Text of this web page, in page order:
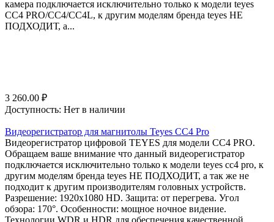
камера подключается исключительно только к модели teyes
CC4 PRO/СС4/CC4L, к другим моделям бренда teyes НЕ
ПОДХОДИТ, а...
3 260.00 ₽
Доступность: Нет в наличии
Видеорегистратор для магнитолы Teyes CC4 Pro
Видеорегистратор цифровой TEYES для модели CC4 PRO.
Обращаем ваше внимание что данный видеорегистратор
подключается исключительно только к модели teyes cc4 pro, к
другим моделям бренда teyes НЕ ПОДХОДИТ, а так же не
подходит к другим производителям головных устройств.
Разрешение: 1920х1080 HD. Защита: от перегрева. Угол
обзора: 170°. Особенности: мощное ночное видение.